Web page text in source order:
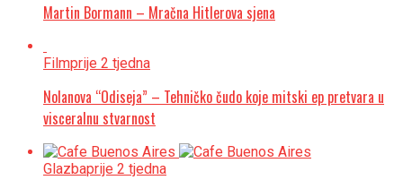
Martin Bormann – Mračna Hitlerova sjena
Filmprije 2 tjedna
Nolanova “Odiseja” – Tehničko čudo koje mitski ep pretvara u
visceralnu stvarnost
Glazbaprije 2 tjedna